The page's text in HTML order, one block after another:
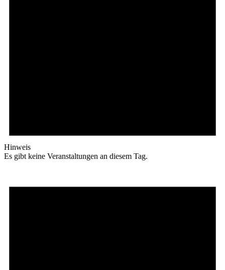
Hinweis
Es gibt keine Veranstaltungen an diesem Tag.